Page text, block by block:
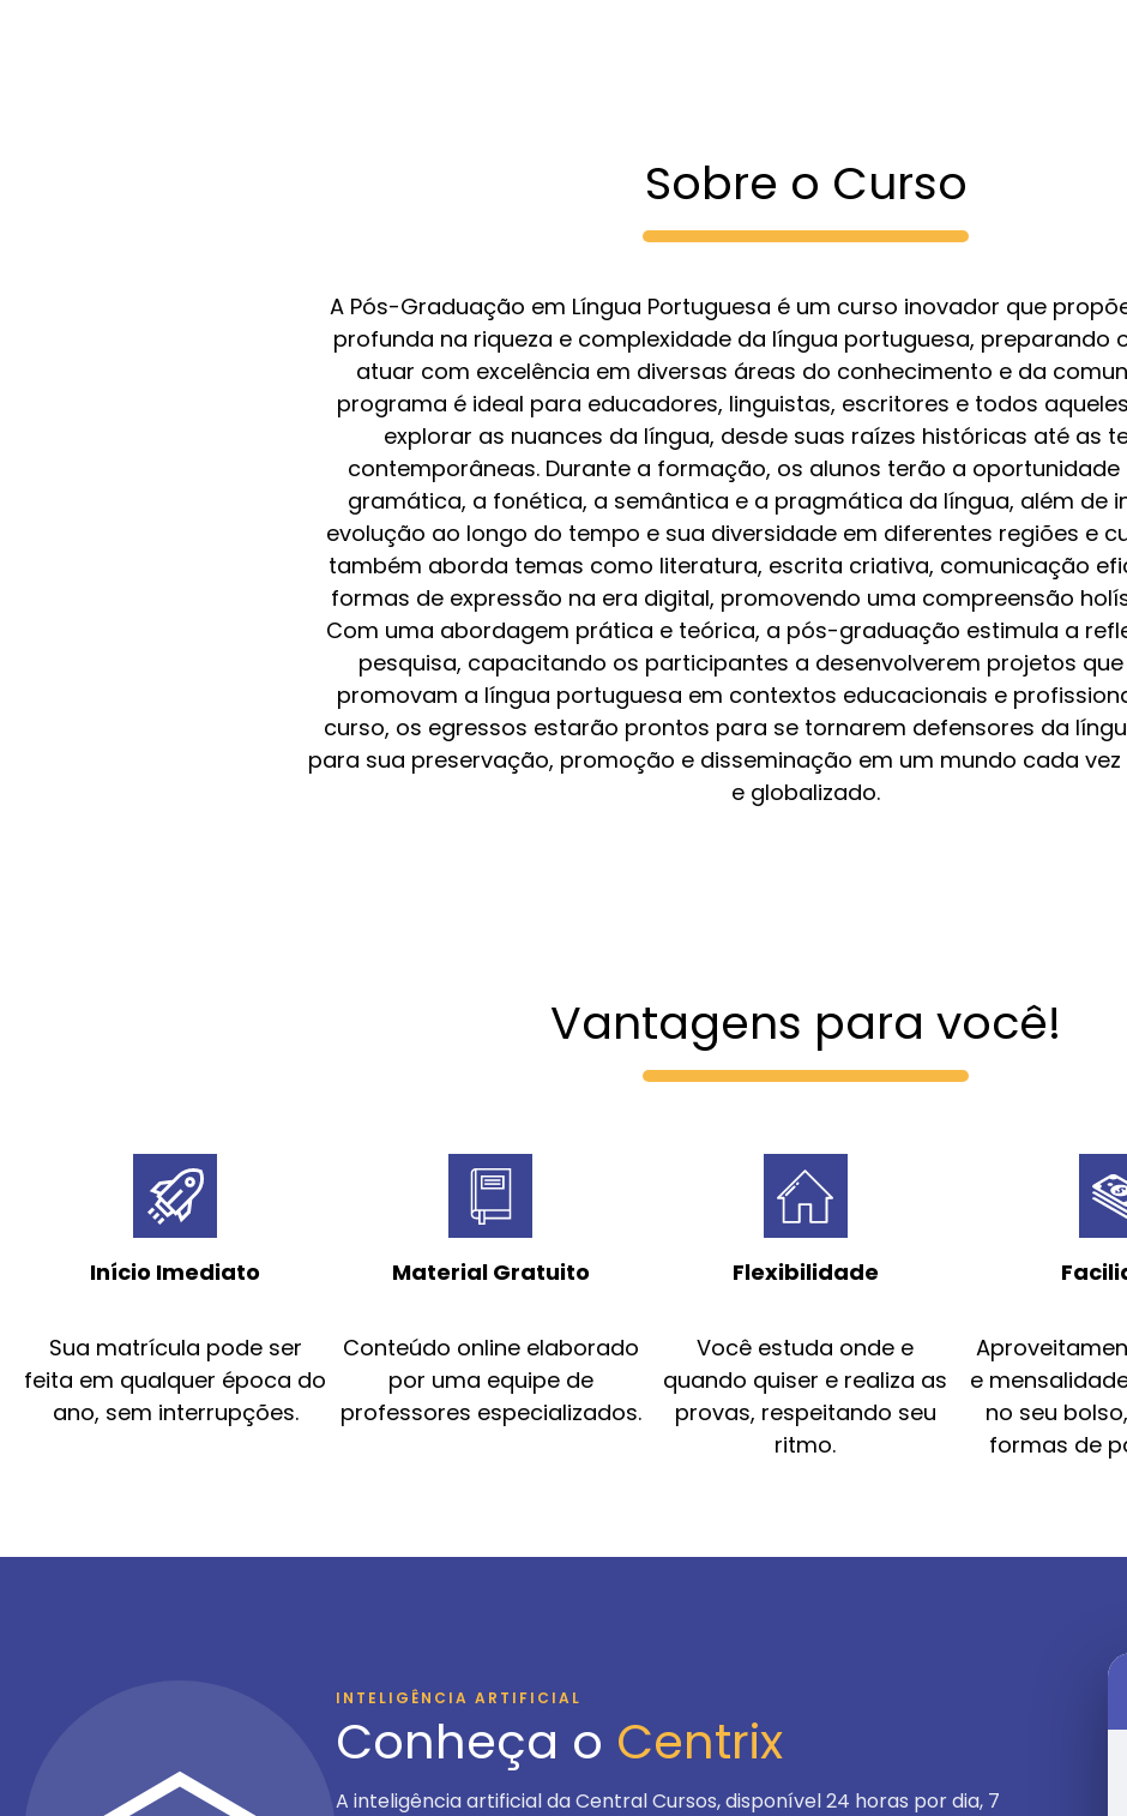
Sobre o Curso
A Pós-Graduação em Língua Portuguesa é um curso inovador que
profunda na riqueza e complexidade da língua portuguesa, preparando
atuar com excelência em diversas áreas do conhecimento e da
programa é ideal para educadores, linguistas, escritores e todos
explorar as nuances da língua, desde suas raízes históricas até as
contemporâneas. Durante a formação, os alunos terão a oportunidade
gramática, a fonética, a semântica e a pragmática da língua, além de
evolução ao longo do tempo e sua diversidade em diferentes regiões e
também aborda temas como literatura, escrita criativa, comunicação
formas de expressão na era digital, promovendo uma compreensão
Com uma abordagem prática e teórica, a pós-graduação estimula a
pesquisa, capacitando os participantes a desenvolverem projetos
promovam a língua portuguesa em contextos educacionais e
curso, os egressos estarão prontos para se tornarem defensores da
para sua preservação, promoção e disseminação em um mundo cada
e globalizado.
Vantagens para você!
Início Imediato
Sua matrícula pode ser
feita em qualquer época do
ano, sem interrupções.
Material Gratuito
Conteúdo online elaborado
por uma equipe de
professores especializados.
Flexibilidade
Você estuda onde e
quando quiser e realiza as
provas, respeitando seu
ritmo.
e
no seu
formas de
INTELIGÊNCIA ARTIFICIAL
Conheça o Centrix
A inteligência artificial da Central Cursos, disponível24 horas por dia, 7